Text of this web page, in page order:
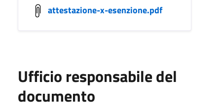
attestazione-x-esenzione.pdf
Ufficio responsabile del
documento